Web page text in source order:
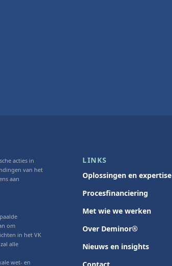
acties in
van het
aan
om
in het VK
alle
wet- en
LINKS
Oplossingen en expertise
Procesfinanciering
Met wie we werken
Over Deminor®
Nieuws en insights